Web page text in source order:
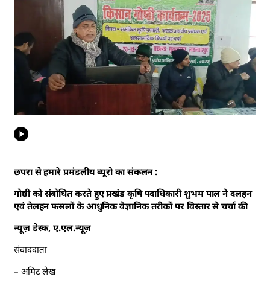
छपरा से हमारे प्रमंडलीय ब्यूरो का संकलन :
गोष्ठी को संबोधित करते हुए प्रखंड कृषि पदाधिकारी शुभम पाल ने दलहन
एवं तेलहन फसलों के आधुनिक वैज्ञानिक तरीकों पर विस्तार से चर्चा की
न्यूज़ डेस्क, ए.एल.न्यूज़
संवाददाता
– अमिट लेख